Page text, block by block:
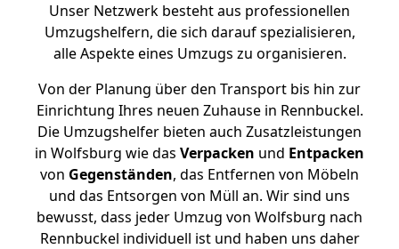
Unser Netzwerk besteht aus professionellen
Umzugshelfern, die sich darauf spezialisieren,
alle Aspekte eines Umzugs zu organisieren.
Von der Planung über den Transport bis hin zur
Einrichtung Ihres neuen Zuhause in Rennbuckel.
Die Umzugshelfer bieten auch Zusatzleistungen
in Wolfsburg wie das Verpacken und Entpacken
von Gegenständen, das Entfernen von Möbeln
und das Entsorgen von Müll an. Wir sind uns
bewusst, dass jeder Umzug von Wolfsburg nach
Rennbuckel individuell ist und haben uns daher